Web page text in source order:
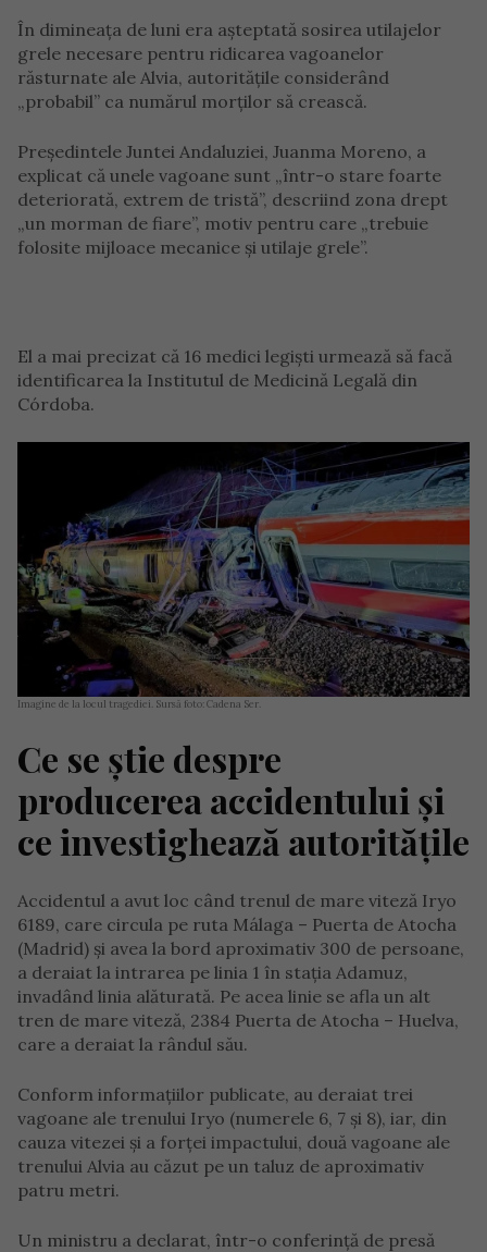
În dimineața de luni era așteptată sosirea utilajelor
grele necesare pentru ridicarea vagoanelor
răsturnate ale Alvia, autoritățile considerând
„probabil” ca numărul morților să crească.
Președintele Juntei Andaluziei, Juanma Moreno, a
explicat că unele vagoane sunt „într-o stare foarte
deteriorată, extrem de tristă”, descriind zona drept
„un morman de fiare”, motiv pentru care „trebuie
folosite mijloace mecanice și utilaje grele”.
El a mai precizat că 16 medici legiști urmează să facă
identificarea la Institutul de Medicină Legală din
Córdoba.
Imagine de la locul tragediei. Sursă foto: Cadena Ser.
Ce se știe despre
producerea accidentului și
ce investighează autoritățile
Accidentul a avut loc când trenul de mare viteză Iryo
6189, care circula pe ruta Málaga – Puerta de Atocha
(Madrid) și avea la bord aproximativ 300 de persoane,
a deraiat la intrarea pe linia 1 în stația Adamuz,
invadând linia alăturată. Pe acea linie se afla un alt
tren de mare viteză, 2384 Puerta de Atocha – Huelva,
care a deraiat la rândul său.
Conform informațiilor publicate, au deraiat trei
vagoane ale trenului Iryo (numerele 6, 7 și 8), iar, din
cauza vitezei și a forței impactului, două vagoane ale
trenului Alvia au căzut pe un taluz de aproximativ
patru metri.
Un ministru a declarat, într-o conferință de presă